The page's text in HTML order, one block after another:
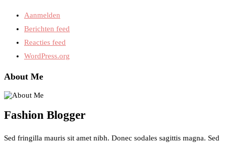
Aanmelden
Berichten feed
Reacties feed
WordPress.org
About Me
Fashion Blogger
Sed fringilla mauris sit amet nibh. Donec sodales sagittis magna. Sed